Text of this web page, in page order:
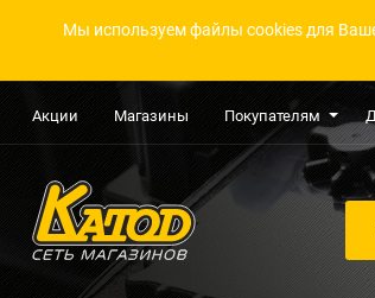
Мы используем файлы cookies для
Акции Магазины Покупателям